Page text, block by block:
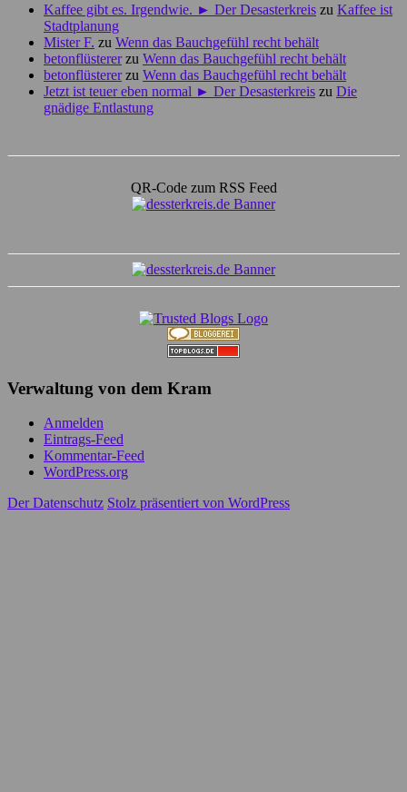
Kaffee gibt es. Irgendwie. ► Der Desasterkreis zu Kaffee ist
Stadtplanung
Mister F. zu Wenn das Bauchgefühl recht behält
betonflüstererzu Wenn das Bauchgefühl recht behält
betonflüstererzu Wenn das Bauchgefühl recht behält
Jetzt ist teuer eben normal ► Der Desasterkreis zu Die
gnädige Entlastung
QR-Code zum RSS Feed
Verwaltung von dem Kram
Anmelden
Eintrags-Feed
Kommentar-Feed
WordPress.org
Der Datenschutz Stolz präsentiert von WordPress